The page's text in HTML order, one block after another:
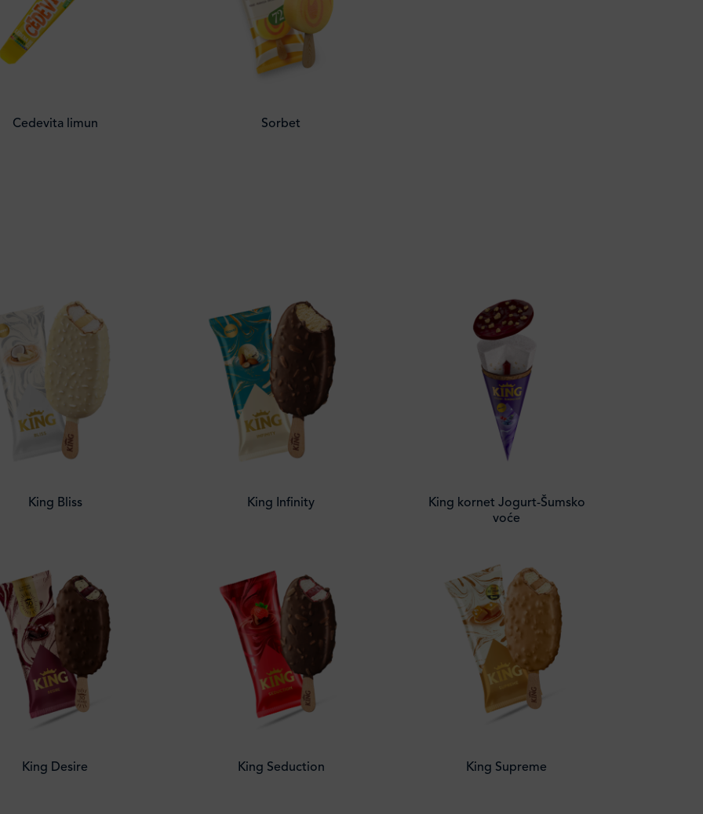
Cedevita limun Sorbet
King Bliss King Infinity
King kornet Jogurt-Šumsko
voće
King Desire King Seduction King Supreme